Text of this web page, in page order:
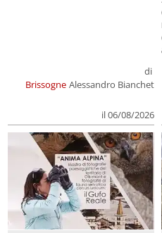
Brissogne
di
Alessandro Bianchet
il 06/08/2026